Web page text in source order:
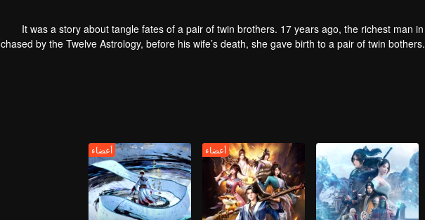
It was a story about tangle fates of a pair of twin brothers. 17 years ago, the richest man
chased by the Twelve Astrology, before his wife’s death, she gave birth to a pair of twin bothers. One boy with scars in his face was brought to the
Villains' Valley, the other boy was brought to the
After many years, the young man with scars in his face Jiang Xiaoyu was brought up by five
villain in the world. Hua Wuque did good deeds and destroyed evil
أعضاء أعضاء